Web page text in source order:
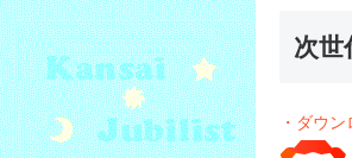
次世
・ダウ